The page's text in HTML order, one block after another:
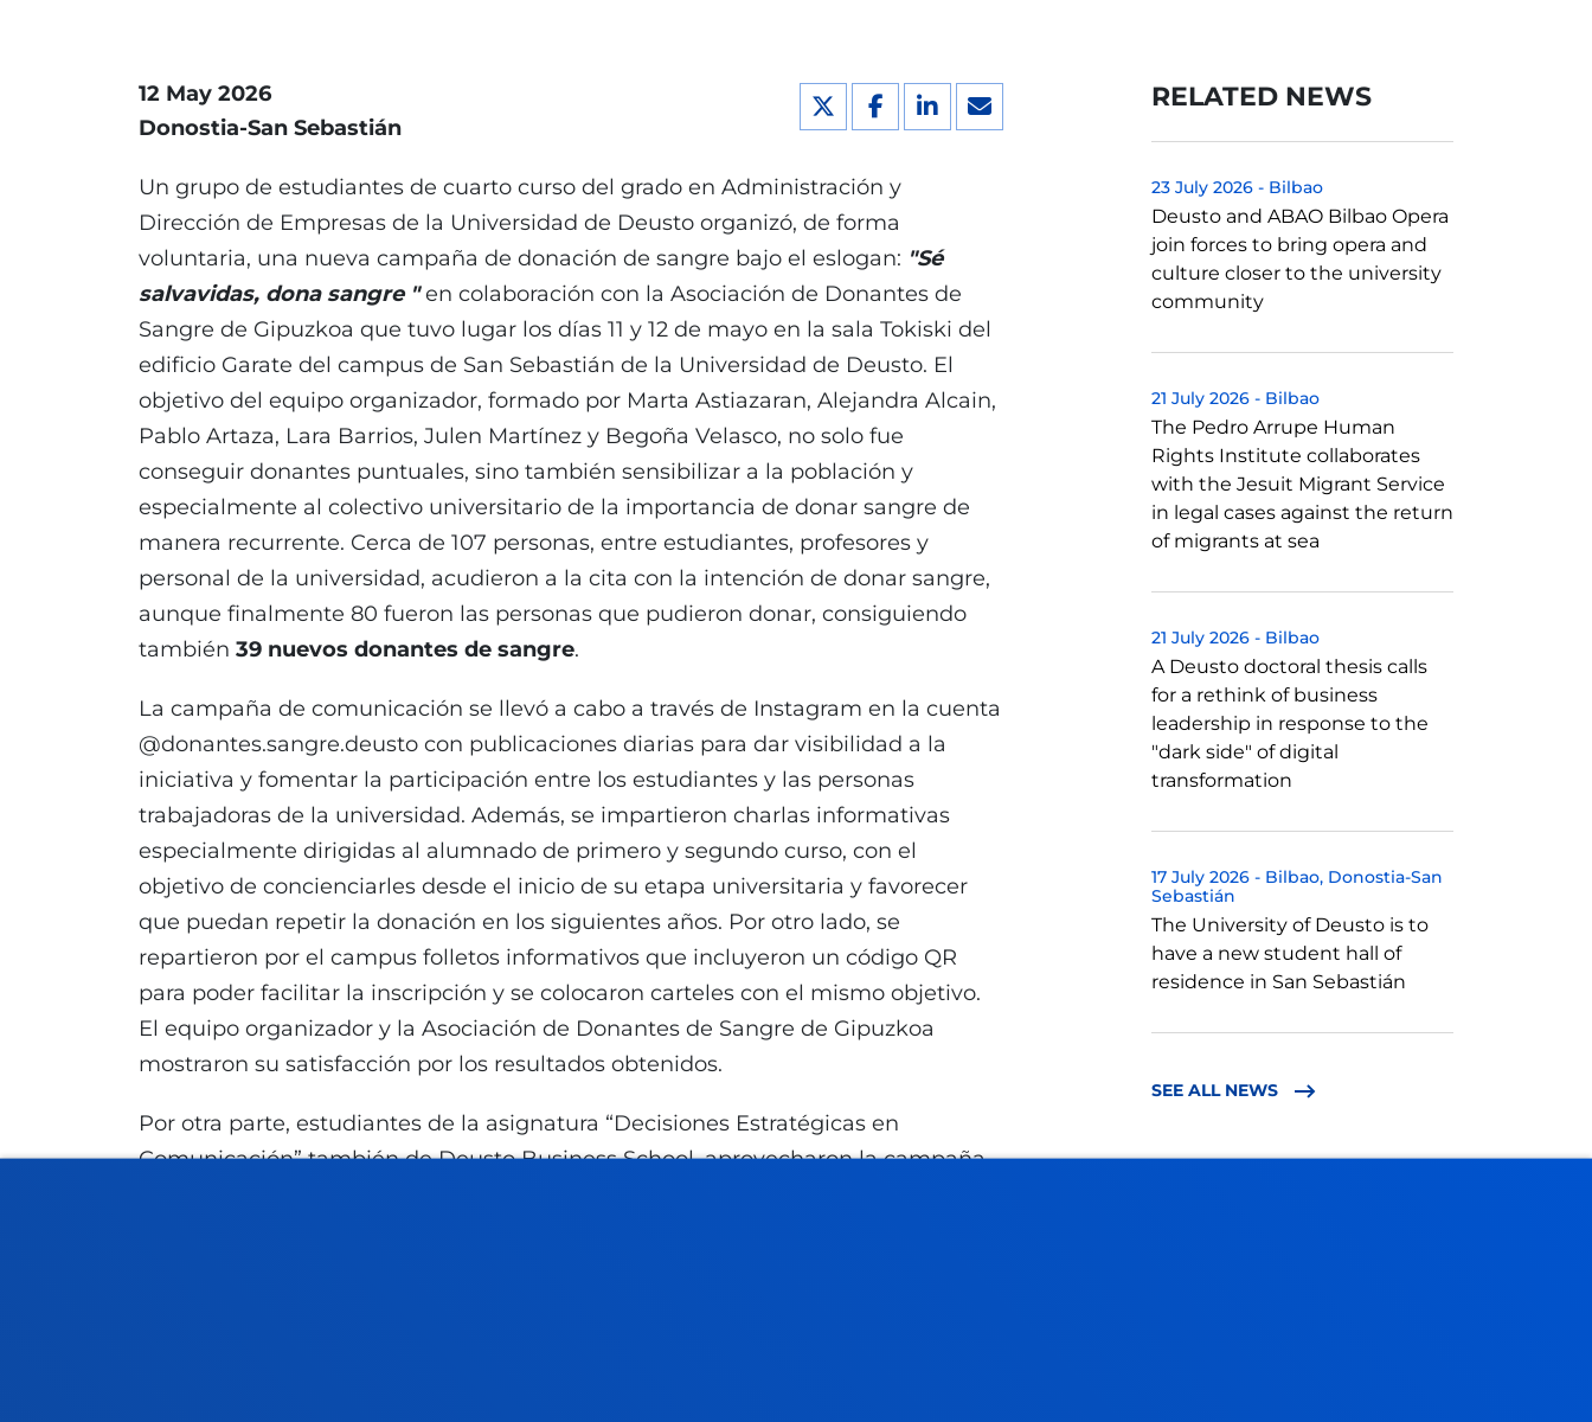
12 May 2026
Donostia-San Sebastián
Un grupo de estudiantes de cuarto curso del grado en Administración y
Dirección de Empresas de la Universidad de Deusto organizó, de forma
voluntaria, una nueva campaña de donación de sangre bajo el eslogan: "Sé
salvavidas, dona sangre "en colaboración con la Asociación de Donantes de
Sangre de Gipuzkoa que tuvo lugar los días 11 y 12 de mayo en la sala Tokiski del
edificio Garate del campus de San Sebastián de la Universidad de Deusto. El
objetivo del equipo organizador, formado por Marta Astiazaran, Alejandra Alcain,
Pablo Artaza, Lara Barrios, Julen Martínez y Begoña Velasco, no solo fue
conseguir donantes puntuales, sino también sensibilizar a la población y
especialmente al colectivo universitario de la importancia de donar sangre de
manera recurrente. Cerca de 107 personas, entre estudiantes, profesores y
personal de la universidad, acudieron a la cita con la intención de donar sangre,
aunque finalmente 80 fueron las personas que pudieron donar, consiguiendo
también 39 nuevos donantes de sangre.
La campaña de comunicación se llevó a cabo a través de Instagram en la cuenta
@donantes.sangre.deusto con publicaciones diarias para dar visibilidad a la
iniciativa y fomentar la participación entre los estudiantes y las personas
trabajadoras de la universidad. Además, se impartieron charlas informativas
especialmente dirigidas al alumnado de primero y segundo curso, con el
objetivo de concienciarles desde el inicio de su etapa universitaria y favorecer
que puedan repetir la donación en los siguientes años. Por otro lado, se
repartieron por el campus folletos informativos que incluyeron un código QR
para poder facilitar la inscripción y se colocaron carteles con el mismo objetivo.
El equipo organizador y la Asociación de Donantes de Sangre de Gipuzkoa
mostraron su satisfacción por los resultados obtenidos.
Por otra parte, estudiantes de la asignatura “Decisiones Estratégicas en
Comunicación” también de Deusto Business School, aprovecharon la campaña
RELATED NEWS
23 July 2026 - Bilbao
Deusto and ABAO Bilbao Opera
join forces to bring opera and
culture closer to the university
community
21 July 2026 - Bilbao
The Pedro Arrupe Human
Rights Institute collaborates
with the Jesuit Migrant Service
in legal cases against the return
of migrants at sea
21 July 2026 - Bilbao
A Deusto doctoral thesis calls
for a rethink of business
leadership in response to the
"dark side" of digital
transformation
17 July 2026 - Bilbao Donostia-San
Sebastián
The University of Deusto is to
have a new student hall of
residence in San Sebastián
SEE ALL NEWS